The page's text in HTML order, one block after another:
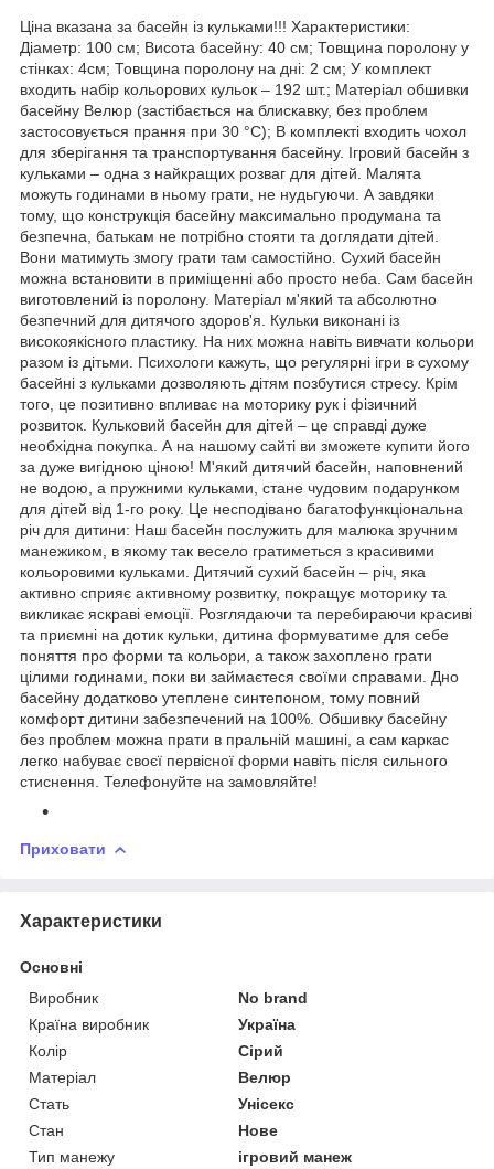
Ціна вказана за басейн із кульками!!! Характеристики:
Діаметр: 100 см; Висота басейну: 40 см; Товщина поролону у
стінках: 4см; Товщина поролону на дні: 2 см; У комплект
входить набір кольорових кульок – 192 шт.; Матеріал обшивки
басейну Велюр (застібається на блискавку, без проблем
застосовується прання при 30 °C); В комплекті входить чохол
для зберігання та транспортування басейну. Ігровий басейн з
кульками – одна з найкращих розваг для дітей. Малята
можуть годинами в ньому грати, не нудьгуючи. А завдяки
тому, що конструкція басейну максимально продумана та
безпечна, батькам не потрібно стояти та доглядати дітей.
Вони матимуть змогу грати там самостійно. Сухий басейн
можна встановити в приміщенні або просто неба. Сам басейн
виготовлений із поролону. Матеріал м'який та абсолютно
безпечний для дитячого здоров'я. Кульки виконані із
високоякісного пластику. На них можна навіть вивчати кольори
разом із дітьми. Психологи кажуть, що регулярні ігри в сухому
басейні з кульками дозволяють дітям позбутися стресу. Крім
того, це позитивно впливає на моторику рук і фізичний
розвиток. Кульковий басейн для дітей – це справді дуже
необхідна покупка. А на нашому сайті ви зможете купити його
за дуже вигідною ціною! М'який дитячий басейн, наповнений
не водою, а пружними кульками, стане чудовим подарунком
для дітей від 1-го року. Це несподівано багатофункціональна
річ для дитини: Наш басейн послужить для малюка зручним
манежиком, в якому так весело гратиметься з красивими
кольоровими кульками. Дитячий сухий басейн – річ, яка
активно сприяє активному розвитку, покращує моторику та
викликає яскраві емоції. Розглядаючи та перебираючи красиві
та приємні на дотик кульки, дитина формуватиме для себе
поняття про форми та кольори, а також захоплено грати
цілими годинами, поки ви займаєтеся своїми справами. Дно
басейну додатково утеплене синтепоном, тому повний
комфорт дитини забезпечений на 100%. Обшивку басейну
без проблем можна прати в пральній машині, а сам каркас
легко набуває своєї первісної форми навіть після сильного
стиснення. Телефонуйте на замовляйте!
Приховати
Характеристики
Основні
Виробник
No brand
Країна виробник
Україна
Колір
Сірий
Матеріал
Велюр
Стать
Унісекс
Стан
Нове
Тип манежу
ігровий манеж